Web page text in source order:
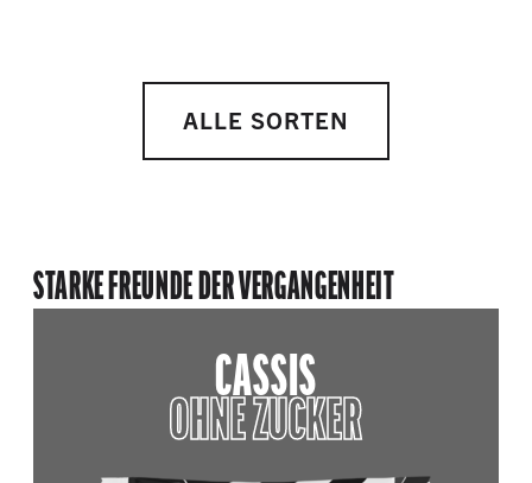
ALLE SORTEN
STARKE FREUNDE DER VERGANGENHEIT
CASSIS
OHNE ZUCKER